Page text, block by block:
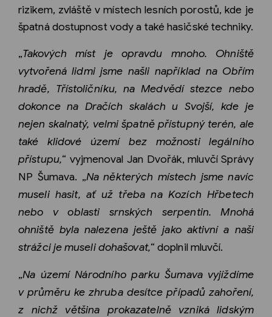
rizikem, zvláště v místech lesních porostů, kde je
špatná dostupnost vody a také hasičské techniky.
„Takových míst je opravdu mnoho. Ohniště
vytvořená lidmi jsme našli například na Obřím
hradě, Třístoličníku, na Medvědí stezce nebo
dokonce na Dračích skalách u Svojší, kde je
nejen skalnatý, velmi špatně přístupný terén, ale
také klidové území bez možnosti legálního
přístupu,“ vyjmenoval Jan Dvořák, mluvčí Správy
NP Šumava. „Na některých místech jsme navíc
museli hasit, ať už třeba na Kozích Hřbetech
nebo v oblasti srnských serpentin. Mnohá
ohniště byla nalezena ještě jako aktivní a naši
strážci je museli dohašovat,“ doplnil mluvčí.
„Na území Národního parku Šumava vyjíždíme
v průměru ke zhruba desítce případů zahoření,
z nichž většina prokazatelně vzniká lidským